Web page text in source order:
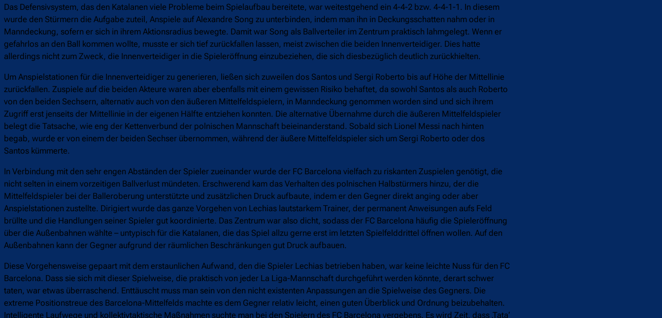
Das Defensivsystem, das den Katalanen viele Probleme beim Spielaufbau bereitete, war weitestgehend ein 4-4-2 bzw. 4-4-1-1. In diesem
wurde den Stürmern die Aufgabe zuteil, Anspiele auf Alexandre Song zu unterbinden, indem man ihn in Deckungsschatten nahm oder in
Manndeckung, sofern er sich in ihrem Aktionsradius bewegte. Damit war Song als Ballverteiler im Zentrum praktisch lahmgelegt. Wenn er
gefahrlos an den Ball kommen wollte, musste er sich tief zurückfallen lassen, meist zwischen die beiden Innenverteidiger. Dies hatte
allerdings nicht zum Zweck, die Innenverteidiger in die Spieleröffnung einzubeziehen, die sich diesbezüglich deutlich zurückhielten.
Um Anspielstationen für die Innenverteidiger zu generieren, ließen sich zuweilen dos Santos und Sergi Roberto bis auf Höhe der Mittellinie
zurückfallen. Zuspiele auf die beiden Akteure waren aber ebenfalls mit einem gewissen Risiko behaftet, da sowohl Santos als auch Roberto
von den beiden Sechsern, alternativ auch von den äußeren Mittelfeldspielern, in Manndeckung genommen worden sind und sich ihrem
Zugriff erst jenseits der Mittellinie in der eigenen Hälfte entziehen konnten. Die alternative Übernahme durch die äußeren Mittelfeldspieler
belegt die Tatsache, wie eng der Kettenverbund der polnischen Mannschaft beieinanderstand. Sobald sich Lionel Messi nach hinten
begab, wurde er von einem der beiden Sechser übernommen, während der äußere Mittelfeldspieler sich um Sergi Roberto oder dos
Santos kümmerte.
In Verbindung mit den sehr engen Abständen der Spieler zueinander wurde der FC Barcelona vielfach zu riskanten Zuspielen genötigt, die
nicht selten in einem vorzeitigen Ballverlust mündeten. Erschwerend kam das Verhalten des polnischen Halbstürmers hinzu, der die
Mittelfeldspieler bei der Balleroberung unterstützte und zusätzlichen Druck aufbaute, indem er den Gegner direkt anging oder aber
Anspielstationen zustellte. Dirigiert wurde das ganze Vorgehen von Lechias lautstarkem Trainer, der permanent Anweisungen aufs Feld
brüllte und die Handlungen seiner Spieler gut koordinierte. Das Zentrum war also dicht, sodass der FC Barcelona häufig die Spieleröffnung
über die Außenbahnen wählte – untypisch für die Katalanen, die das Spiel allzu gerne erst im letzten Spielfelddrittel öffnen wollen. Auf den
Außenbahnen kann der Gegner aufgrund der räumlichen Beschränkungen gut Druck aufbauen.
Diese Vorgehensweise gepaart mit dem erstaunlichen Aufwand, den die Spieler Lechias betrieben haben, war keine leichte Nuss für den FC
Barcelona. Dass sie sich mit dieser Spielweise, die praktisch von jeder La Liga-Mannschaft durchgeführt werden könnte, derart schwer
taten, war etwas überraschend. Enttäuscht muss man sein von den nicht existenten Anpassungen an die Spielweise des Gegners. Die
extreme Positionstreue des Barcelona-Mittelfelds machte es dem Gegner relativ leicht, einen guten Überblick und Ordnung beizubehalten.
Intelligente Laufwege und kollektivtaktische Maßnahmen suchte man bei den Spielern des FC Barcelona vergebens. Es wird Zeit, dass ‚Tata‘